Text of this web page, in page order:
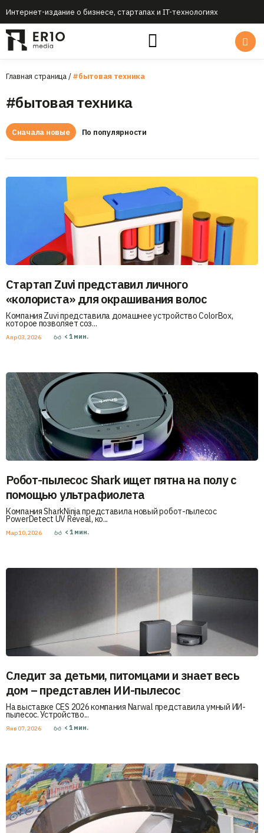
Интернет-издание о бизнесе, стартапах и IT-технологиях
Главная страница/#бытовая техника
#бытовая техника
Сначала новые По популярности
Стартап Zuvi представил личного
«колориста» для окрашивания волос
Компания Zuvi представила домашнее устройство ColorBox,
которое позволяет соз...
Апр 03, 2026 < 1 мин.
Робот-пылесос Shark ищет пятна на полу с
помощью ультрафиолета
Компания SharkNinja представила новый робот-пылесос
PowerDetect UV Reveal, ко...
Мар 10, 2026 < 1 мин.
Следит за детьми, питомцами и знает весь
дом – представлен ИИ-пылесос
На выставке CES 2026 компания Narwal представила умный ИИ-
пылесос. Устройство...
Янв 07, 2026 < 1 мин.